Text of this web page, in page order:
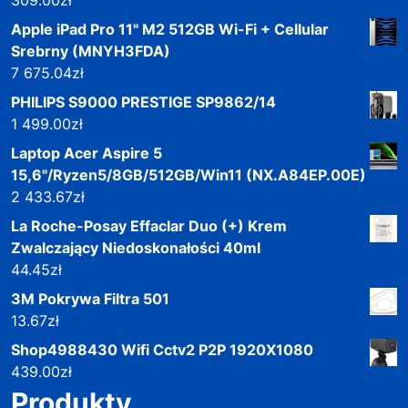
Apple iPad Pro 11" M2 512GB Wi-Fi + Cellular
Srebrny (MNYH3FDA)
7 675.04zł
PHILIPS S9000 PRESTIGE SP9862/14
1 499.00zł
Laptop Acer Aspire 5
15,6"/Ryzen5/8GB/512GB/Win11 (NX.A84EP.00E)
2 433.67zł
La Roche-Posay Effaclar Duo (+) Krem
Zwalczający Niedoskonałości 40ml
44.45zł
3M Pokrywa Filtra 501
13.67zł
Shop4988430 Wifi Cctv2 P2P 1920X1080
439.00zł